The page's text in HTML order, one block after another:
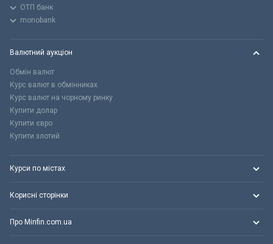
ОТП банк
monobank
Валютний аукціон
Обмін валют
Курс валют в обмінниках
Курс валют на чорному ринку
Купити долар
Купити євро
Купити злотий
Курси по містах
Корисні сторінки
Про Minfin.com.ua